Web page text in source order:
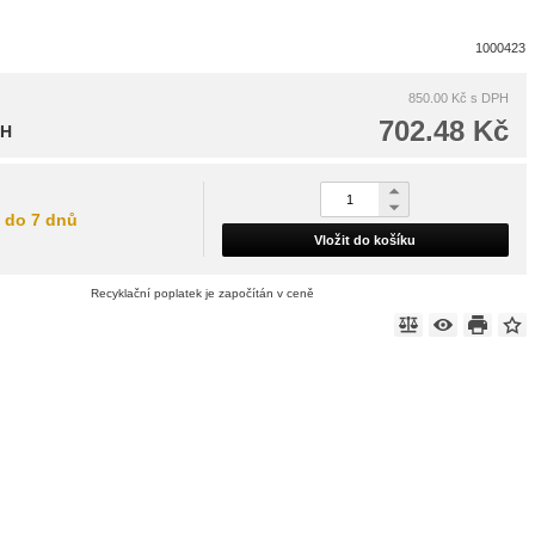
1000423
850.00 Kč s DPH
702.48 Kč
do 7 dnů
Vložit do košíku
Recyklační poplatek je započítán v ceně